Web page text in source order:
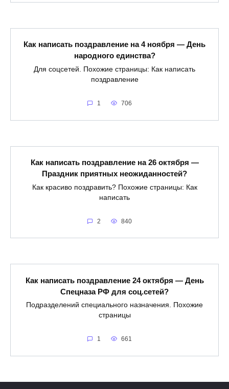
Как написать поздравление на 4 ноября — День
народного единства?
Для соцсетей. Похожие страницы: Как написать
поздравление
1 706
Как написать поздравление на 26 октября —
Праздник приятных неожиданностей?
Как красиво поздравить? Похожие страницы: Как
написать
2 840
Как написать поздравление 24 октября — День
Спецназа РФ для соц.сетей?
Подразделений специального назначения. Похожие
страницы
1 661